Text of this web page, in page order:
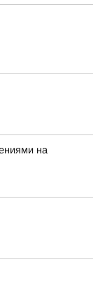
на